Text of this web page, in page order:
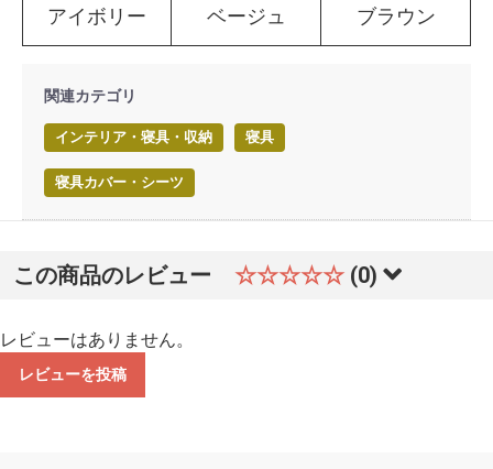
アイボリー ベージュ ブラウン
関連カテゴリ
インテリア・寝具・収納 寝具
寝具カバー・シーツ
この商品のレビュー ☆☆☆☆☆ (0)
レビューはありません。
レビューを投稿